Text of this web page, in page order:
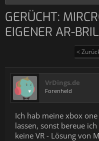
GERÜCHT:
EIGENER AR-
<
VrDings.de
Forenheld
Ich hab meine xbox
lassen, sonst bereue
keine VR - Lösung von